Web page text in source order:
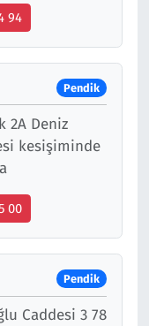
94
Pendik
2A Deniz
kesişiminde
00
Pendik
Caddesi 3 78